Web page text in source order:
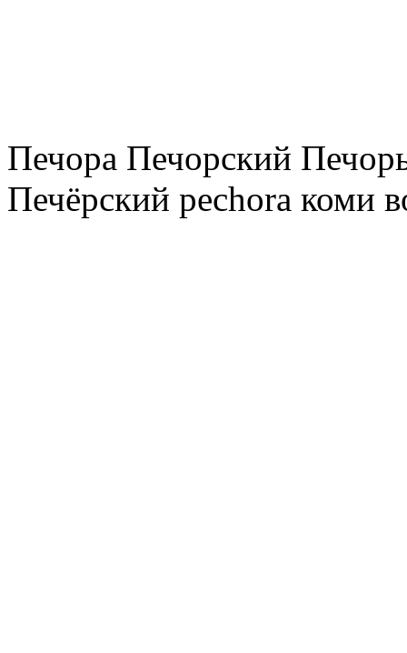
Печора Печорский
Печёрский pechora коми